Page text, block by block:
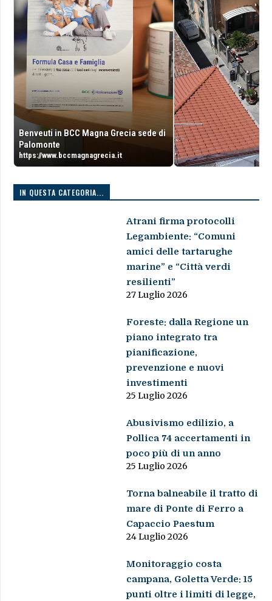
Benveuti in BCC Magna Grecia sede di
Palomonte
https://www.bccmagnagrecia.it
IN QUESTA CATEGORIA...
Atrani firma protocolli
Legambiente: “Comuni
amici delle tartarughe
marine” e “Città verdi
resilienti”
27 Luglio 2026
Foreste: dalla Regione un
piano integrato tra
pianificazione,
prevenzione e nuovi
investimenti
25 Luglio 2026
Abusivismo edilizio, a
Pollica 74 accertamenti in
poco più di un anno
25 Luglio 2026
Torna balneabile il tratto di
mare di Ponte di Ferro a
Capaccio Paestum
24 Luglio 2026
Monitoraggio costa
campana, Goletta Verde: 15
punti oltre i limiti di legge,